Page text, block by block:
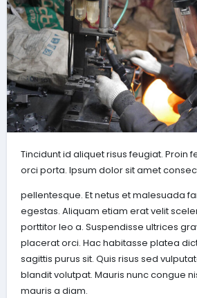
Tincidunt id aliquet risus feugiat. Proin
orci porta. Ipsum dolor sit amet
pellentesque. Et netus et malesuada
egestas. Aliquam etiam erat velit
porttitor leo a. Suspendisse ultrices
placerat orci. Hac habitasse platea
sagittis purus sit. Quis risus sed
blandit volutpat. Mauris nunc congue
mauris a diam.